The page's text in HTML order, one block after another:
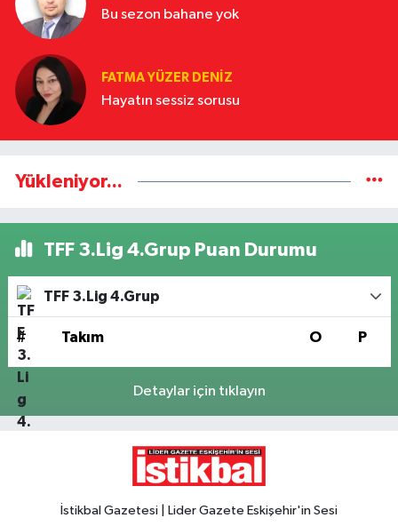
Bu sezon bahane yok
FATMA YÜZER DENIZ
Hayatın sessiz sorusu
Yükleniyor...
TFF 3.Lig 4.Grup Puan Durumu
TFF 3.Lig 4.Grup
# Takım O P
Detaylar için tıklayın
İstikbal Gazetesi | Lider Gazete Eskişehir'in Sesi